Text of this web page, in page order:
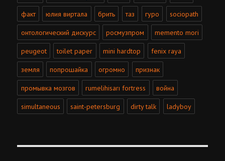
факт юлия виртала брить таз гуро sociopath
онтологический дискурс росмузпром memento mori
peugeot toilet paper mini hardtop fenix raya
земля попрошайка огромно признак
промывка мозгов rumelihisarı fortress война
simultaneous saint-petersburg dirty talk ladyboy